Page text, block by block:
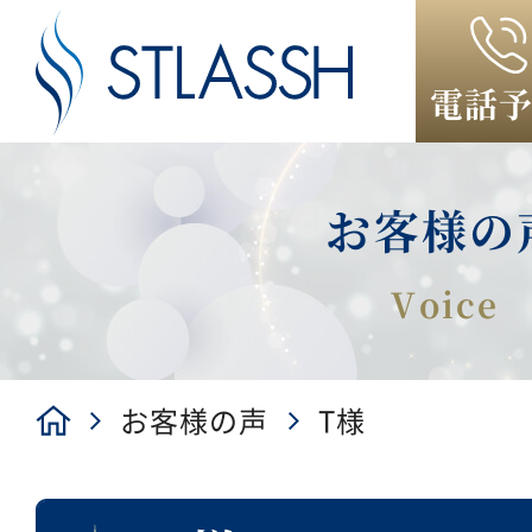
電話
お客様の
お客様の声 T様